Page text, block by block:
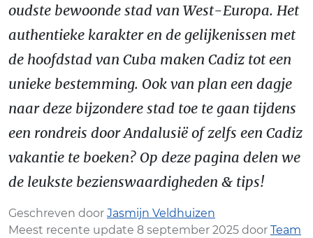
oudste bewoonde stad van West-Europa. Het
authentieke karakter en de gelijkenissen met
de hoofdstad van Cuba maken Cadiz tot een
unieke bestemming. Ook van plan een dagje
naar deze bijzondere stad toe te gaan tijdens
een rondreis door Andalusië of zelfs een Cadiz
vakantie te boeken? Op deze pagina delen we
de leukste bezienswaardigheden & tips!
Geschreven door Jasmijn Veldhuizen
Meest recente update 8 september 2025 door Team